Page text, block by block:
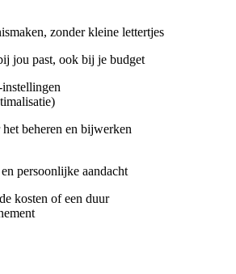
zonder kleine lettertjes
jou past, ook bij je budget
beheren en bijwerken
persoonlijke aandacht
kosten of een duur